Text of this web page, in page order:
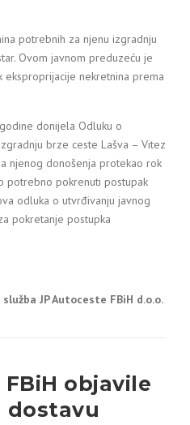
potrebnih za njenu izgradnju
Ovom javnom preduzeću je
nekretnina prema
donijela Odluku o
brze ceste Lašva – Vitez
njenog donošenja protekao rok
potrebno pokrenuti postupak
odluka o utvrđivanju javnog
pokretanje postupka
služba JP Autoceste FBiH d.o.o.
objavile
dostavu